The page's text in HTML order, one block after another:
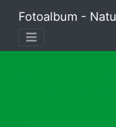
Fotoalbum -